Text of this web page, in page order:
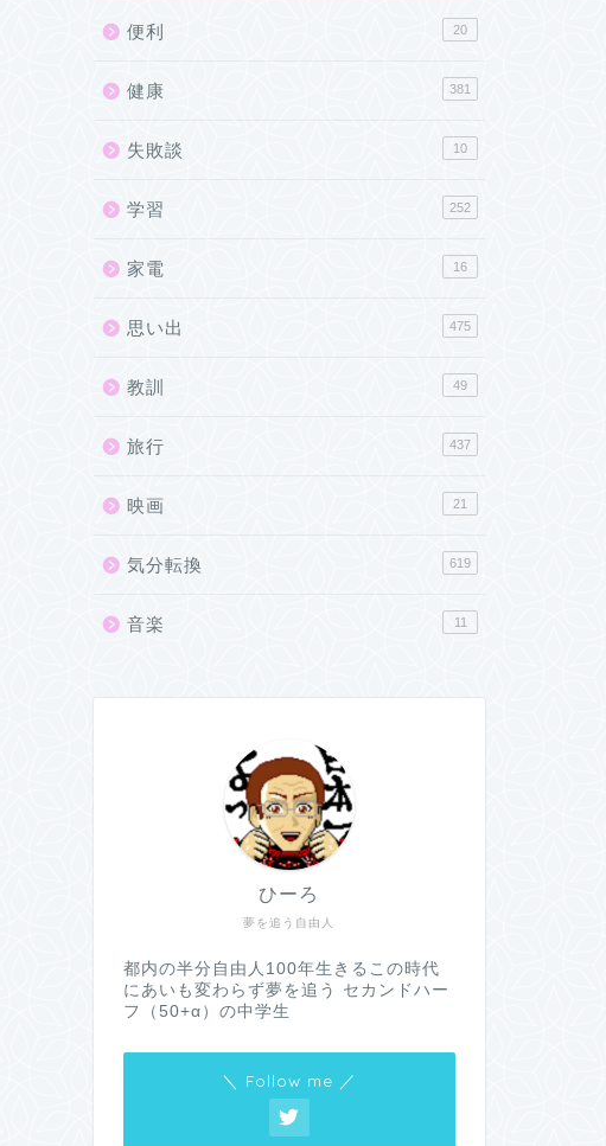
便利 20
健康 381
失敗談 10
学習 252
家電 16
思い出 475
教訓 49
旅行 437
映画 21
気分転換 619
音楽 11
夢を追う自由人
ひーろ
都内の半分自由人100年生きるこの時代
にあいも変わらず夢を追う セカンドハー
フ（50+α）の中学生
＼ Follow me ／